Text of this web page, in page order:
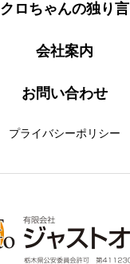
クロちゃんの独り言
会社案内
お問い合わせ
プライバシーポリシー